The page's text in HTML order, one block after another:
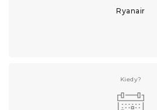
Ryanair
Kiedy?